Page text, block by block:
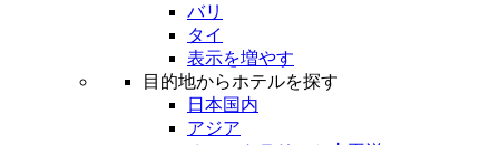
バリ
タイ
表示を増やす
目的地からホテルを探す
日本国内
アジア